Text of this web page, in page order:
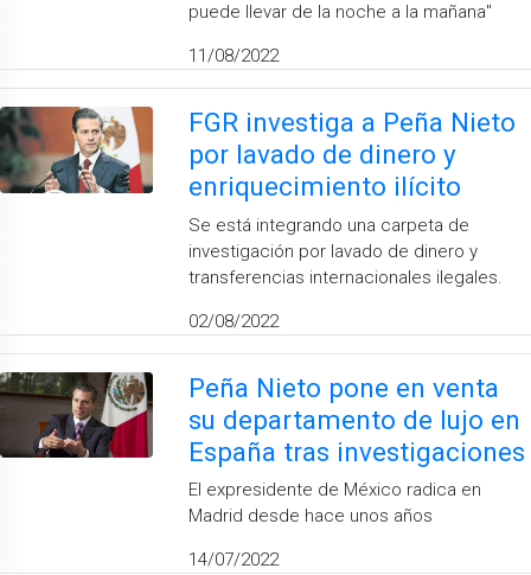
puede llevar de la noche a la mañana''
11/08/2022
FGR investiga a Peña Nieto
por lavado de dinero y
enriquecimiento ilícito
Se está integrando una carpeta de
investigación por lavado de dinero y
transferencias internacionales ilegales.
02/08/2022
Peña Nieto pone en venta
su departamento de lujo en
España tras investigaciones
El expresidente de México radica en
Madrid desde hace unos años
14/07/2022